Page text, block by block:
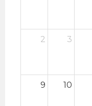
2 3
9 10